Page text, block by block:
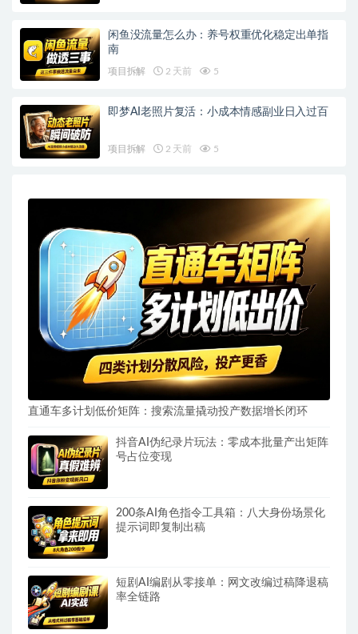
闲鱼没流量怎么办：养号权重优化稳定出单指
南
项目拆解 2 天前 5
即梦AI老照片复活：小成本情感副业日入过百
项目拆解 2 天前 5
直通车多计划低价矩阵：搜索流量撬动投产数据增长闭环
抖音AI伪纪录片玩法：零成本批量产出矩阵
号占位变现
200条AI角色指令工具箱：八大身份场景化
提示词即复制出稿
短剧AI编剧从零接单：网文改编过稿降退稿
率全链路